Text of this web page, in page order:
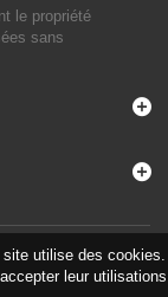
utilise des cookies.
leur utilisations
le propriété
sans